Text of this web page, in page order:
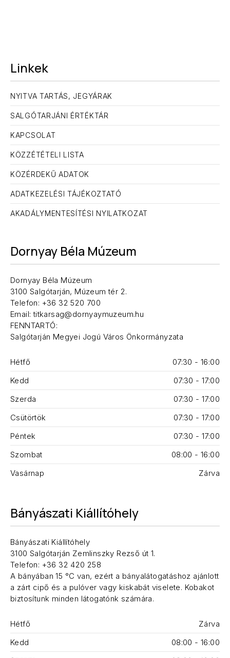
Linkek
NYITVA TARTÁS, JEGYÁRAK
SALGÓTARJÁNI ÉRTÉKTÁR
KAPCSOLAT
KÖZZÉTÉTELI LISTA
KÖZÉRDEKŰ ADATOK
ADATKEZELÉSI TÁJÉKOZTATÓ
AKADÁLYMENTESÍTÉSI NYILATKOZAT
Dornyay Béla Múzeum
Dornyay Béla Múzeum
3100 Salgótarján, Múzeum tér 2.
Telefon: +36 32 520 700
Email: titkarsag@dornyaymuzeum.hu
FENNTARTÓ:
Salgótarján Megyei Jogú Város Önkormányzata
Hétfő
07:30 - 16:00
Kedd
07:30 - 17:00
Szerda
07:30 - 17:00
Csütörtök
07:30 - 17:00
Péntek
07:30 - 17:00
Szombat
08:00 - 16:00
Vasárnap
Zárva
Bányászati Kiállítóhely
Bányászati Kiállítóhely
3100 Salgótarján Zemlinszky Rezső út 1.
Telefon: +36 32 420 258
A bányában 15 °C van, ezért a bányalátogatáshoz ajánlott
a zárt cipő és a pulóver vagy kiskabát viselete. Kobakot
biztosítunk minden látogatónk számára.
Hétfő
Zárva
Kedd
08:00 - 16:00